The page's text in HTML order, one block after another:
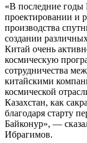
«В последние годы
проектировании и
производства
создании
Китай очень
космическую
сотрудничества
китайскими
космической
Казахстан, как
благодаря старту
Байконур», —
Ибрагимов.